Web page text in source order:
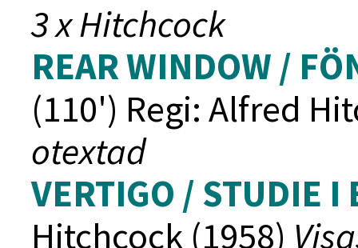
3 x Hitchcock
REAR WINDOW /
(110') Regi: Alfred
otextad
VERTIGO / STUDIE I
Hitchcock (1958)